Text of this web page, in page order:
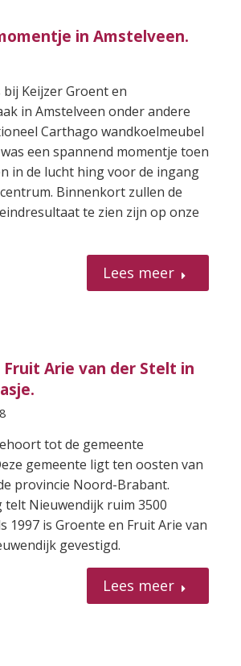
in Amstelveen.
Keijzer Groent en
in Amstelveen onder andere
Carthago wandkoelmeubel
een spannend momentje toen
in de lucht hing voor de ingang
Binnenkort zullen de
te zien zijn op onze
Lees meer
Arie van der Stelt in
tot de gemeente
gemeente ligt ten oosten van
provincie Noord-Brabant.
telt Nieuwendijk ruim 3500
1997 is Groente en Fruit Arie van
gevestigd.
Lees meer